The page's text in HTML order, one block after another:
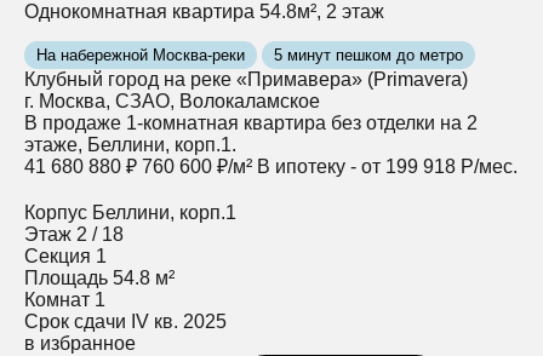
Однокомнатная квартира 54.8м², 2 этаж
На набережной Москва-реки 5 минут пешком до метро
Клубный город на реке «Примавера» (Primavera)
г. Москва, СЗАО, Волокаламское
В продаже 1-комнатная квартира без отделки на 2
этаже, Беллини, корп.1.
41 680 880 ₽ 760 600 ₽/м² В ипотеку - от 199 918 Р/мес.
Корпус Беллини, корп.1
Этаж 2 / 18
Секция 1
Площадь 54.8 м²
Комнат 1
Срок сдачи IV кв. 2025
в избранное